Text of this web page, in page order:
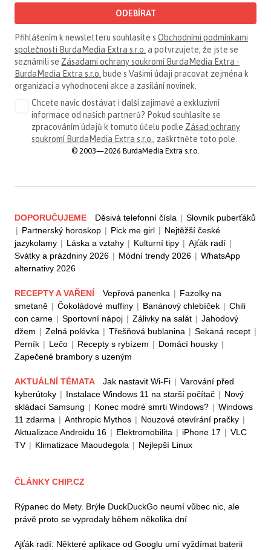
ODEBÍRAT
Přihlášením k newsletteru souhlasíte s Obchodními podmínkami
společnosti BurdaMedia Extra s.r.o. a potvrzujete, že jste se
seznámili se Zásadami ochrany soukromí BurdaMedia Extra -
BurdaMedia Extra s.r.o. bude s Vašimi údaji pracovat zejména k
organizaci a vyhodnocení akce a zasílání novinek.
Chcete navíc dostávat i další zajímavé a exkluzivní
informace od našich partnerů? Pokud souhlasíte se
zpracováním údajů k tomuto účelu podle Zásad ochrany
soukromí BurdaMedia Extra s.r.o., zaškrtněte toto pole.
© 2003—2026 BurdaMedia Extra s.r.o.
DOPORUČUJEME Děsivá telefonní čísla | Slovník puberťáků
| Partnerský horoskop | Pick me girl | Nejtěžší české
jazykolamy | Láska a vztahy | Kulturní tipy | Ajťák radí |
Svátky a prázdniny 2026 | Módní trendy 2026 | WhatsApp
alternativy 2026
RECEPTY A VAŘENÍ Vepřová panenka | Fazolky na
smetaně | Čokoládové muffiny | Banánový chlebíček | Chili
con carne | Sportovní nápoj | Zálivky na salát | Jahodový
džem | Zelná polévka | Třešňová bublanina | Sekaná recept |
Perník | Lečo | Recepty s rybízem | Domácí housky |
Zapečené brambory s uzeným
AKTUÁLNÍ TÉMATA Jak nastavit Wi-Fi | Varování před
kyberútoky | Instalace Windows 11 na starší počítač | Nový
skládací Samsung | Konec modré smrti Windows? | Windows
11 zdarma | Anthropic Mythos | Nouzové otevírání pračky |
Aktualizace Androidu 16 | Elektromobilita | iPhone 17 | VLC
TV | Klimatizace Maoudegola | Nejlepší Linux
ČLÁNKY CHIP.CZ
Rýpanec do Mety. Brýle DuckDuckGo neumí vůbec nic, ale
právě proto se vyprodaly během několika dní
Ajťák radí: Některé aplikace od Googlu umí vyždímat baterii